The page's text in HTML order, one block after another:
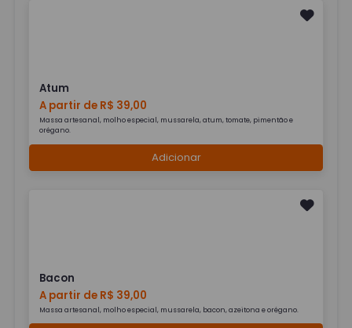
Atum
A partir de R$ 39,00
Massa artesanal, molho especial, mussarela, atum, tomate, pimentão e
orégano.
Adicionar
Bacon
A partir de R$ 39,00
Massa artesanal, molho especial, mussarela, bacon, azeitona e orégano.